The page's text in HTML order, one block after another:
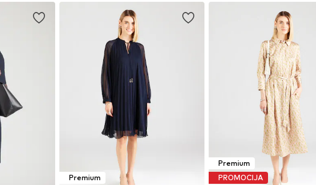
Premium
Premium
PROMOCIJA